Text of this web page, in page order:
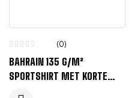
(0)
BAHRAIN 135 G/M²
SPORTSHIRT MET KORTE